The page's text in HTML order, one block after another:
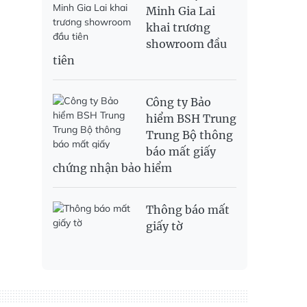
Minh Gia Lai
khai trương
showroom đầu
tiên
Công ty Bảo
hiểm BSH Trung
Trung Bộ thông
báo mất giấy
chứng nhận bảo hiểm
Thông báo mất
giấy tờ